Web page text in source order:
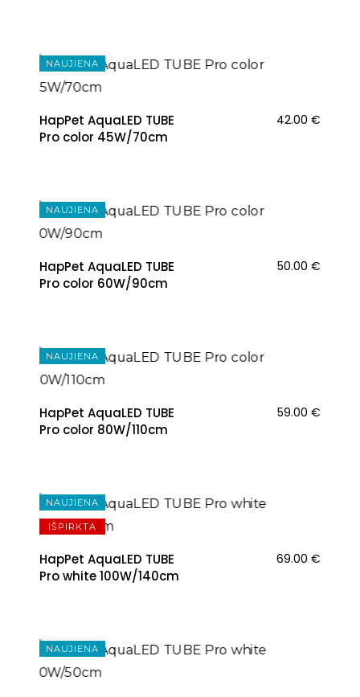
NAUJIENA
HapPet AquaLED TUBE
Pro color 45W/70cm
42.00 €
NAUJIENA
HapPet AquaLED TUBE
Pro color 60W/90cm
50.00 €
NAUJIENA
HapPet AquaLED TUBE
Pro color 80W/110cm
59.00 €
NAUJIENA
IŠPIRKTA
HapPet AquaLED TUBE
Pro white 100W/140cm
69.00 €
NAUJIENA